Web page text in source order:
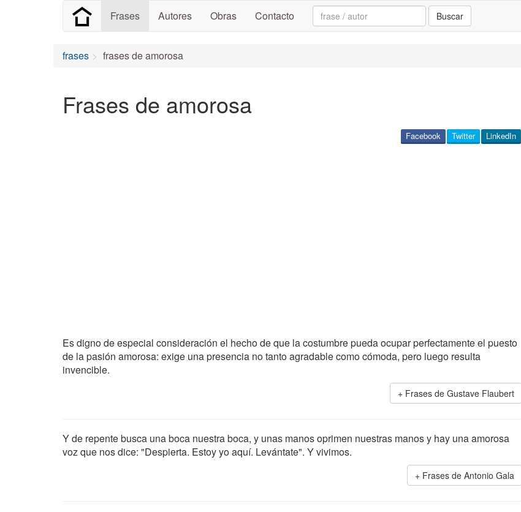
Frases Autores Obras Contacto Search: Buscar
frases frases de amorosa
Frases de amorosa
LinkedIn
Twitter
Facebook
Es digno de especial consideración el hecho de que la costumbre pueda ocupar perfectamente el puesto
de la pasión amorosa: exige una presencia no tanto agradable como cómoda, pero luego resulta
invencible.
Frases de Gustave Flaubert
Y de repente busca una boca nuestra boca, y unas manos oprimen nuestras manos y hay una amorosa
voz que nos dice: "Despierta. Estoy yo aquí. Levántate". Y vivimos.
Frases de Antonio Gala